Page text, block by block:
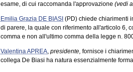
esame, di cui raccomanda l'approvazione (vedi
Emilia Grazia DE BIASI (PD) chiede chiarimenti
di parere, la quale con riferimento all'articolo 6,
comma e non all'ultimo comma della legge n.
Valentina APREA, presidente, fornisce i
collega De Biasi ha natura essenzialmente